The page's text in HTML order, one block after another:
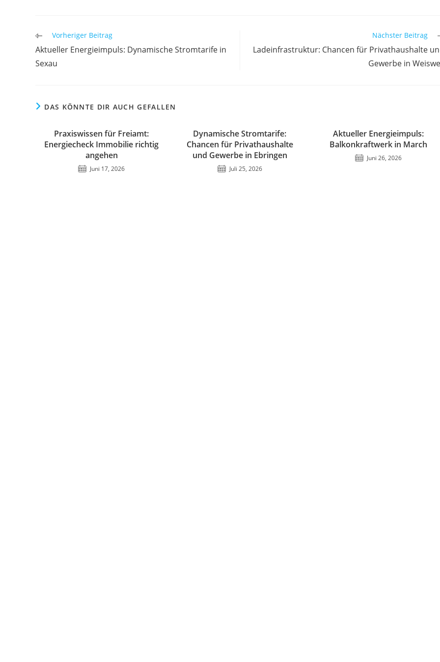
Weitere
Artikel
ansehen
Vorheriger Beitrag
Aktueller Energieimpuls: Dynamische Stromtarife in
Sexau
Nächster Beitrag
Ladeinfrastruktur: Chancen für Privathaushalte
Gewerbe in
DAS KÖNNTE DIR AUCH GEFALLEN
Praxiswissen für Freiamt:
Energiecheck Immobilie richtig
angehen
Juni 17, 2026
Dynamische Stromtarife:
Chancen für Privathaushalte
und Gewerbe in Ebringen
Juli 25, 2026
Aktueller Energieimpuls:
Balkonkraftwerk in March
Juni 26, 2026